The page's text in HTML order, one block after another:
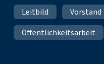
Leitbild Vorstand
Öffentlichkeitsarbeit